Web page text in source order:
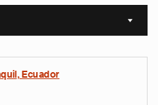
Sort
Ecuador